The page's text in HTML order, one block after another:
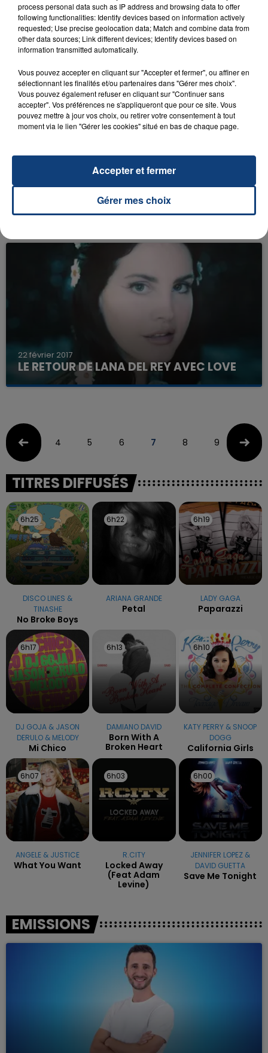
7 mars 2017
ADELE S'EST MARIÉE EN SECRET !
27 février 2017
OSCARS 2017 : UNE ERREUR INCROYABLE
SUR L'ATTRIBUTION DU MEILLEUR FILM
22 février 2017
LE RETOUR DE LANA DEL REY AVEC LOVE
4 5 6 7 8 9 10
TITRES DIFFUSÉS
6h25
6h25
DISCO LINES &
TINASHE
No Broke Boys
6h22
6h22
ARIANA GRANDE
Petal
6h19
6h19
LADY GAGA
Paparazzi
6h17
6h17
DJ GOJA & JASON
DERULO & MELODY
Mi Chico
6h13
6h13
DAMIANO DAVID
Born With A
Broken Heart
6h10
6h10
KATY PERRY & SNOOP
DOGG
California Girls
6h07
6h07
ANGELE & JUSTICE
What You Want
6h03
6h03
R.CITY
Locked Away
(feat Adam
Levine)
6h00
6h00
JENNIFER LOPEZ &
DAVID GUETTA
Save Me Tonight
EMISSIONS
process personal data such as IP address and browsing data to offer
following functionalities: Identify devices based on information actively
requested; Use precise geolocation data; Match and combine data from
other data sources; Link different devices; Identify devices based on
information transmitted automatically.
Vous pouvez accepter en cliquant sur "Accepter et fermer", ou affiner en
sélectionnant les finalités et/ou partenaires dans "Gérer mes choix".
Vous pouvez également refuser en cliquant sur "Continuer sans
accepter". Vos préférences ne s'appliqueront que pour ce site. Vous
pouvez mettre à jour vos choix, ou retirer votre consentement à tout
moment via le lien "Gérer les cookies" situé en bas de chaque page.
Gérer mes choix
Accepter et fermer